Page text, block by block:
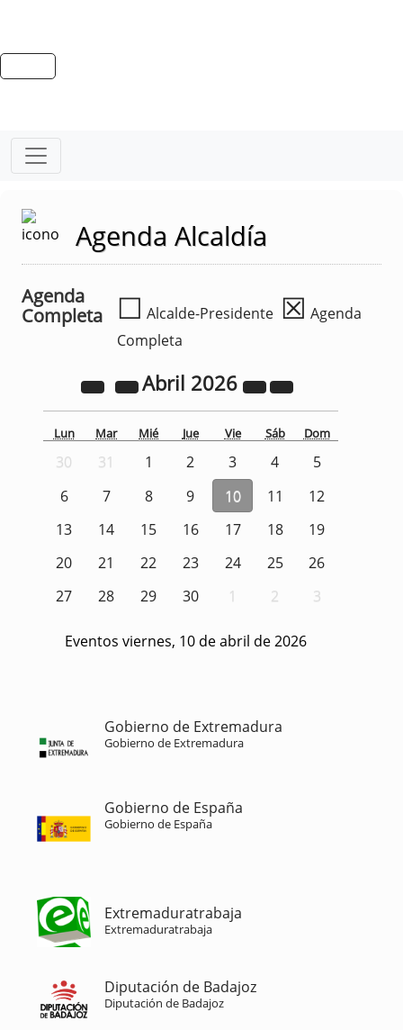
Agenda Alcaldía
Agenda
Completa
☐ Alcalde-Presidente ☒ Agenda
Completa
Abril 2026
Lun Mar Mié Jue Vie Sáb Dom
30 31 1 2 3 4
5
6
7 8 9 10 11
12
13
14 15 16 17 18
19
20
21 22 23 24 25
26
27
28 29 30 1 2 3
Eventos viernes, 10 de abril de 2026
Gobierno de Extremadura
Gobierno de Extremadura
Gobierno de España
Gobierno de España
Extremaduratrabaja
Extremaduratrabaja
Diputación de Badajoz
Diputación de Badajoz